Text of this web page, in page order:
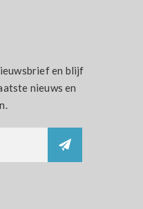
en blijf
nieuws en